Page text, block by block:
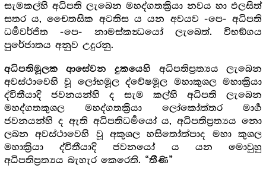
සැමකල්හි අධිපති ලැබෙන මහද්ගතක්‍රියා නවය හා ඵලසිත්
සතර ය, චෛතසික අටතිස ය යන අවයව -පෙ- අධිපති
ධර්‍මවර්ජිත -පෙ- නාමස්කන්‍ධයෝ ලැබෙත්. විභඞ්ගය
පුරේජාතය අනුව උදුරනු.
අධිපතිමූලක ආසේවන දුකයෙහි අධිපතිප්‍රත්‍යය ලැබෙන
අවස්ථාවෙහි වූ ලෝභමූල ද්වේෂමූල මහාකුශල මහාක්‍රියා
ද්විතීයාදි ජවනයන්හි ද සැම කල්හි අධිපති ලැබෙන
මහද්ගතකුශල මහද්ගතක්‍රියා ලෝකෝත්තර මාර්‍ග
ජවනයන්හි ද ඇති අධිපතිධර්‍මයෝ ය, අධිපතිප්‍රත්‍යය නො
ලබන අවස්ථාවෙහි වූ අකුශල හසිතෝත්පාද මහා කුශල
මහාක්‍රියා ද්විතීයාදි ජවනයෝ ය යන මොවුහු
අධිපතිප්‍රත්‍යය බැහැර කෙරෙති. “තීණි”